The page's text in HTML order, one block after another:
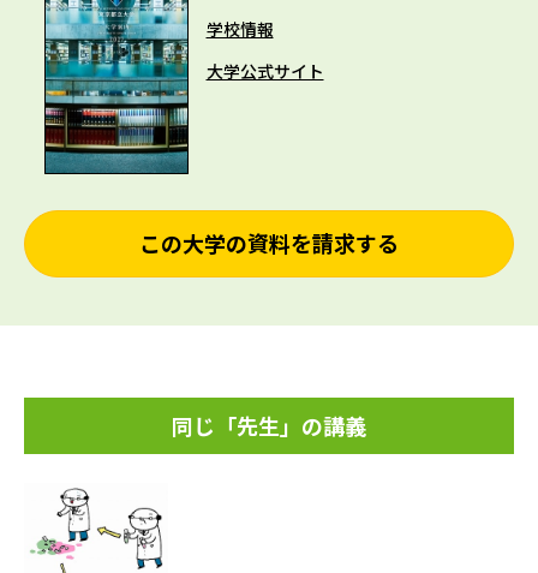
学校情報
大学公式サイト
この大学の資料を請求する
同じ「先生」の講義